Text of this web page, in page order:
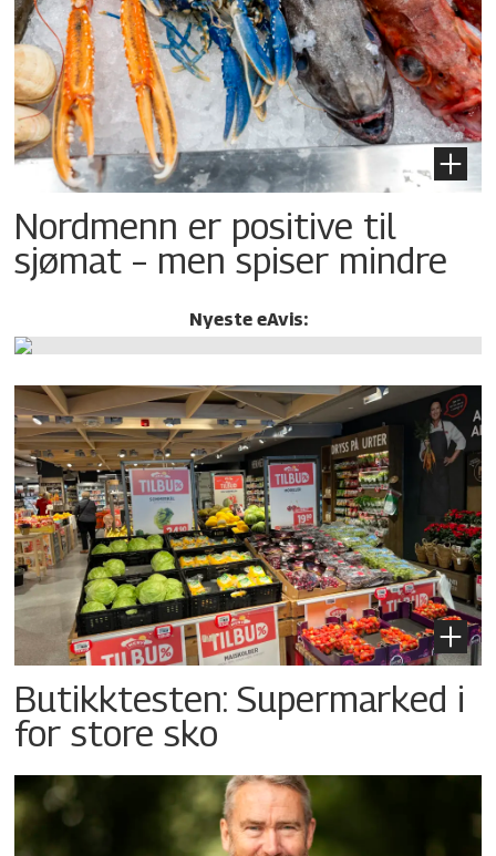
Nordmenn er positive til
sjømat – men spiser mindre
Nyeste eAvis:
Butikktesten: Supermarked i
for store sko